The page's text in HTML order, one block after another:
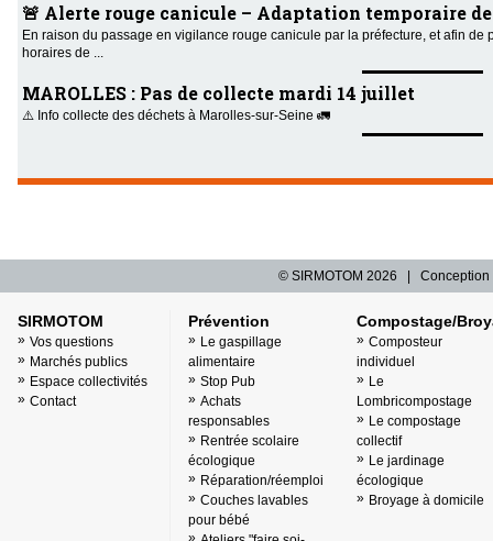
🚨 Alerte rouge canicule – Adaptation temporaire
En raison du passage en vigilance rouge canicule par la préfecture, et afin
horaires de ...
MAROLLES : Pas de collecte mardi 14 juillet
⚠️ Info collecte des déchets à Marolles-sur-Seine 🚛
© SIRMOTOM 2026 | Conception
SIRMOTOM
Vos questions
Marchés publics
Espace collectivités
Contact
Prévention
Le gaspillage
alimentaire
Stop Pub
Achats
responsables
Rentrée scolaire
écologique
Réparation/réemploi
Couches lavables
pour bébé
Compostage/
Composteur
individuel
Le
Lombricompostage
Le compostage
collectif
Le jardinage
écologique
Broyage à domicile